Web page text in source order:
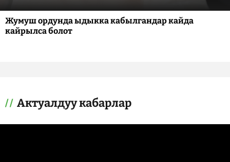
Жумуш ордунда ыдыкка кабылгандар кайда
кайрылса болот
Актуалдуу кабарлар